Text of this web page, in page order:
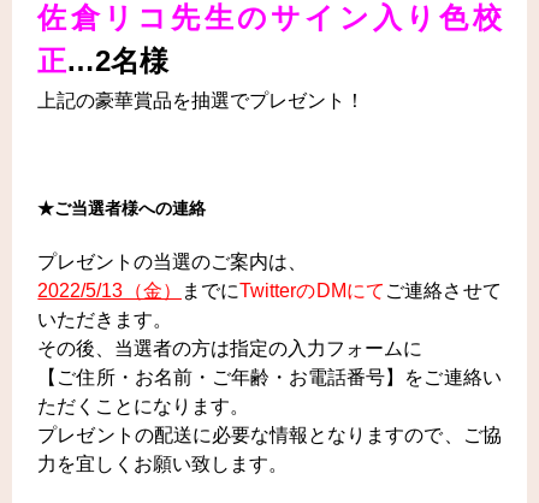
佐倉リコ 先生のサイン入り色校
正…2名様
上記の豪華賞品を抽選でプレゼント！
★ご当選者様への連絡
プレゼントの当選のご案内は、
2022/5/13（金）
までにTwitterのDMにて ご連絡させて
いただきます。
その後、当選者の方は指定の入力フォームに
【ご住所・お名前・ご年齢・お電話番号】をご連絡い
ただくことになります。
プレゼントの配送に必要な情報となりますので、ご協
力を宜しくお願い致します。